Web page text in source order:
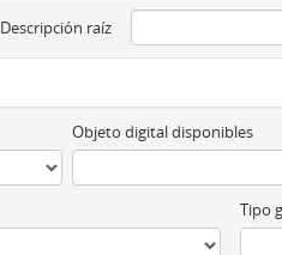
Descripción raíz
Objeto digital disponibles
Tipo